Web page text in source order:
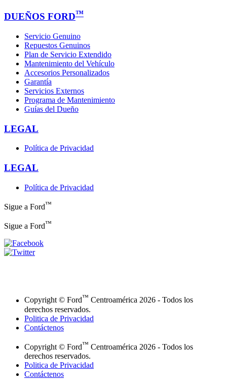
DUEÑOS FORD™
Servicio Genuino
Repuestos Genuinos
Plan de Servicio Extendido
Mantenimiento del Vehículo
Accesorios Personalizados
Garantía
Servicios Externos
Programa de Mantenimiento
Guías del Dueño
LEGAL
Política de Privacidad
LEGAL
Política de Privacidad
Sigue a Ford™
Sigue a Ford™
Copyright © Ford™ Centroamérica 2026 - Todos los
derechos reservados.
Politica de Privacidad
Contáctenos
Copyright © Ford™ Centroamérica 2026 - Todos los
derechos reservados.
Politica de Privacidad
Contáctenos